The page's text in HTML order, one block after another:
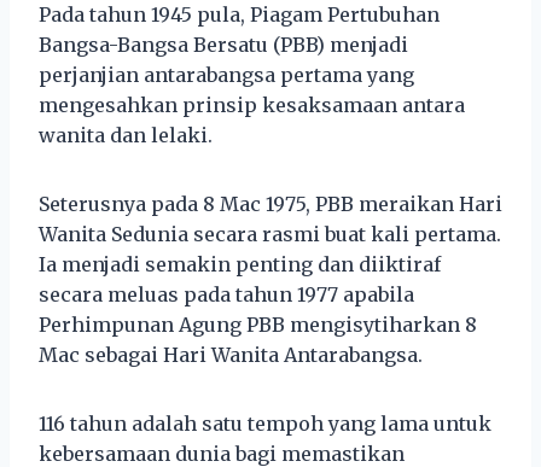
Pada tahun 1945 pula, Piagam Pertubuhan
Bangsa-Bangsa Bersatu (PBB) menjadi
perjanjian antarabangsa pertama yang
mengesahkan prinsip kesaksamaan antara
wanita dan lelaki.
Seterusnya pada 8 Mac 1975, PBB meraikan Hari
Wanita Sedunia secara rasmi buat kali pertama.
Ia menjadi semakin penting dan diiktiraf
secara meluas pada tahun 1977 apabila
Perhimpunan Agung PBB mengisytiharkan 8
Mac sebagai Hari Wanita Antarabangsa.
116 tahun adalah satu tempoh yang lama untuk
kebersamaan dunia bagi memastikan